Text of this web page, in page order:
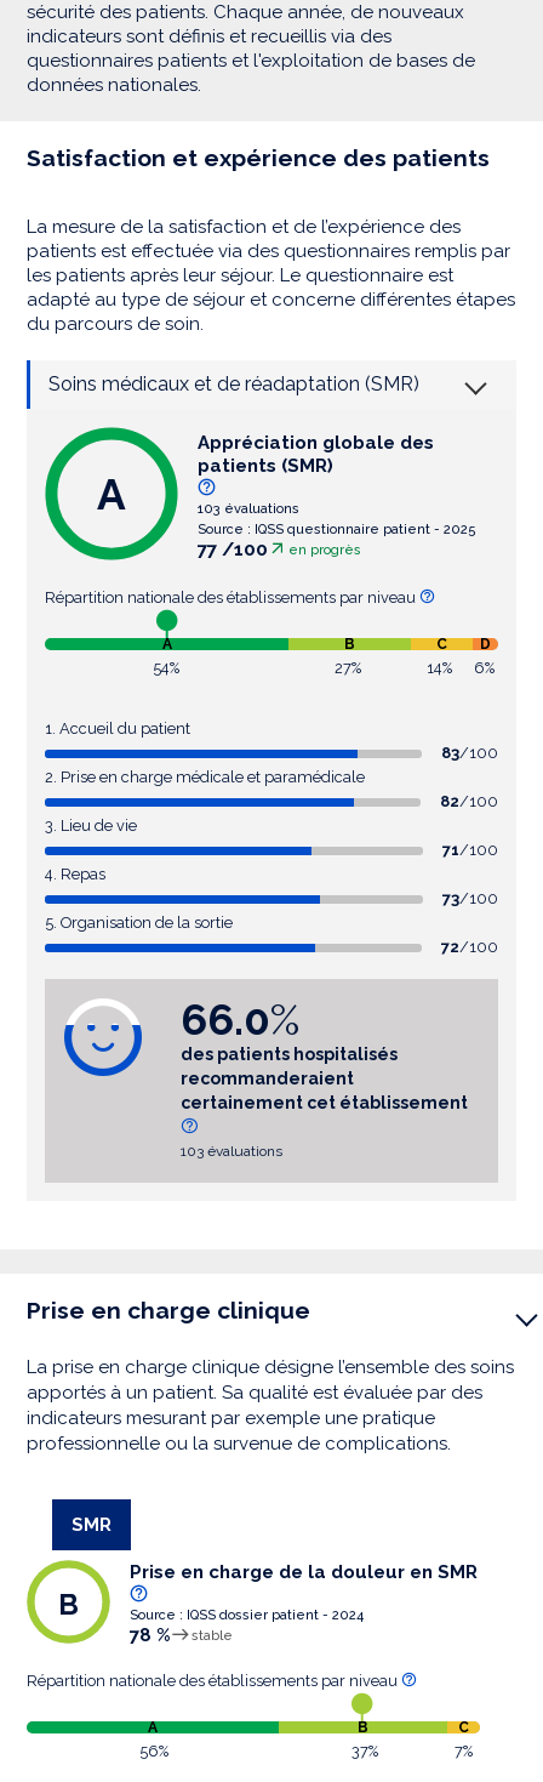
sécurité des patients. Chaque année, de nouveaux
indicateurs sont définis et recueillis via des
questionnaires patients et l'exploitation de bases de
données nationales.
Satisfaction et expérience des patients
La mesure de la satisfaction et de l’expérience des
patients est effectuée via des questionnaires remplis par
les patients après leur séjour. Le questionnaire est
adapté au type de séjour et concerne différentes étapes
du parcours de soin.
Soins médicaux et de réadaptation (SMR)
Appréciation globale des
patients (SMR)
103 évaluations
Source : IQSS questionnaire patient - 2025
77 /100 en progrès
A
Répartition nationale des établissements par niveau
A B C D
54% 27% 14% 6%
1. Accueil du patient
83/100
2. Prise en charge médicale et paramédicale
82/100
3. Lieu de vie
71/100
4. Repas
73/100
5. Organisation de la sortie
72/100
66.0%
des patients hospitalisés
recommanderaient
certainement cet établissement
103 évaluations
Prise en charge clinique
La prise en charge clinique désigne l’ensemble des soins
apportés à un patient. Sa qualité est évaluée par des
indicateurs mesurant par exemple une pratique
professionnelle ou la survenue de complications.
SMR
Prise en charge de la douleur en SMR
Source : IQSS dossier patient - 2024
78 % stable
B
Répartition nationale des établissements par niveau
A B C
56% 37% 7%